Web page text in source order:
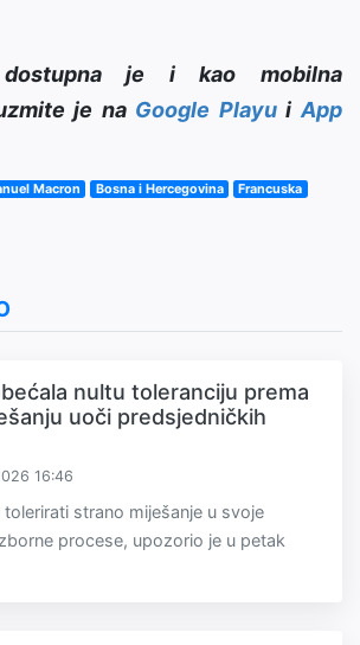
dostupna je i kao mobilna
je na Google PlayuiApp
Macron Bosna i Hercegovina Francuska
nultu toleranciju prema
uoči predsjedničkih
16:46
tolerirati strano miješanje u svoje
procese, upozorio je u petak